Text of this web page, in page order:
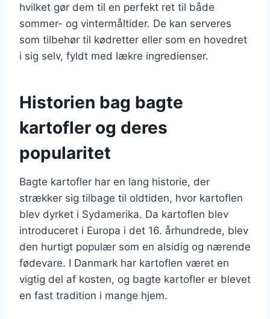
hvilket gør dem til en perfekt ret til både
sommer- og vintermåltider. De kan serveres
som tilbehør til kødretter eller som en hovedret
i sig selv, fyldt med lækre ingredienser.
Historien bag bagte
kartofler og deres
popularitet
Bagte kartofler har en lang historie, der
strækker sig tilbage til oldtiden, hvor kartoflen
blev dyrket i Sydamerika. Da kartoflen blev
introduceret i Europa i det 16. århundrede, blev
den hurtigt populær som en alsidig og nærende
fødevare. I Danmark har kartoflen været en
vigtig del af kosten, og bagte kartofler er blevet
en fast tradition i mange hjem.